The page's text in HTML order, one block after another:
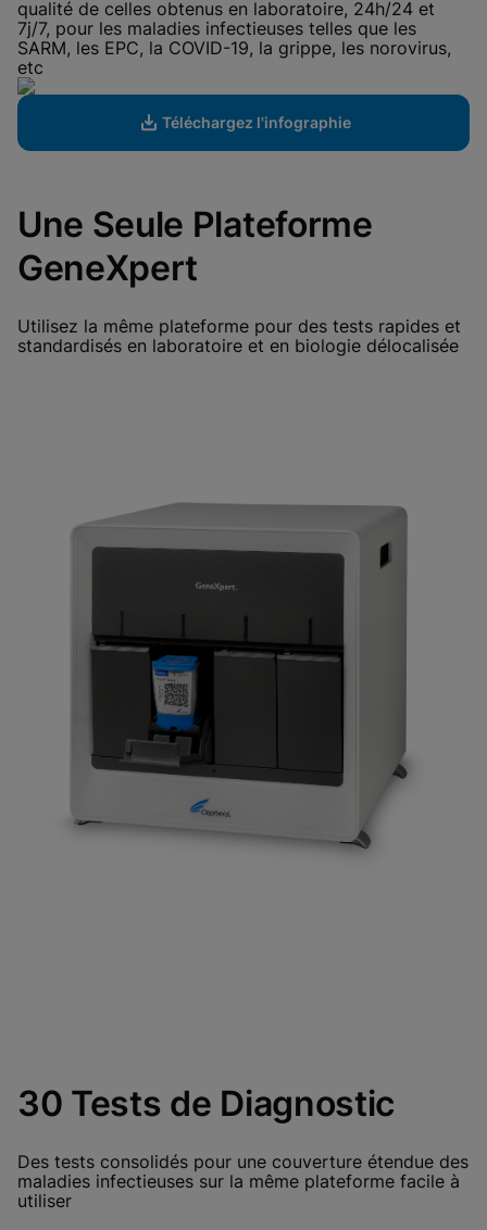
Funktionale Cookies aktivieren
qualité de celles obtenus en laboratoire, 24h/24 et
7j/7, pour les maladies infectieuses telles que les
SARM, les EPC, la COVID-19, la grippe, les norovirus,
etc
Téléchargez l'infographie
Une Seule Plateforme
GeneXpert
Utilisez la même plateforme pour des tests rapides et
standardisés en laboratoire et en biologie délocalisée
30 Tests de Diagnostic
Des tests consolidés pour une couverture étendue des
maladies infectieuses sur la même plateforme facile à
utiliser